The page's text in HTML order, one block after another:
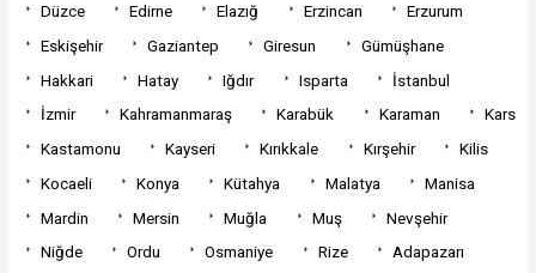
Düzce
Edirne Elazığ Erzincan
Erzurum
Eskişehir
Gaziantep Giresun
Gümüşhane
Hakkari
Hatay Iğdır Isparta
İstanbul
İzmir
Kahramanmaraş Karabük Karaman
Kars
Kastamonu
Kayseri Kırıkkale Kırşehir
Kilis
Kocaeli
Konya Kütahya Malatya
Manisa
Mardin
Mersin Muğla Muş
Nevşehir
Niğde
Ordu Osmaniye Rize Adapazarı